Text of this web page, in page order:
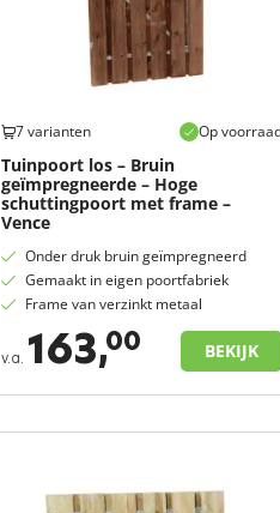
7 varianten Op
Tuinpoort los – Bruin
geïmpregneerde – Hoge
schuttingpoort met frame –
Vence
Onder druk bruin geïmpregneerd
Gemaakt in eigen poortfabriek
Frame van verzinkt metaal
v.a. 163,00 BEKIJK